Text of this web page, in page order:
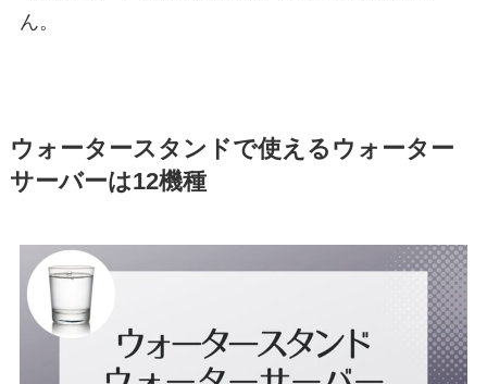
ん。
ウォータースタンドで使えるウォーター
サーバーは12機種